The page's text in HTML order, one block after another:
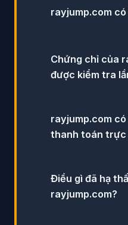
rayjump.com
Chứng chỉ của
được kiểm tra
rayjump.com
thanh toán trực
Điều gì đã hạ
rayjump.com?